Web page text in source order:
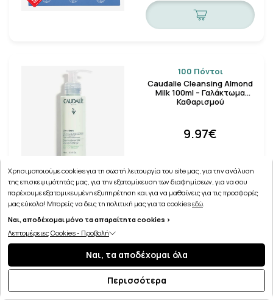
100 Πόντοι
Caudalie Cleansing Almond
Milk 100ml – Γαλάκτωμα
Καθαρισμού
9.97€
Apivita Cleansing Milk 3in1
200ml - Γαλάκτωμα για
Προσωπο & …
9.01€
Χρησιμοποιούμε cookies για τη σωστή λειτουργία του site μας, για την ανάλυση
της επισκεψιμότητάς μας, για την εξατομίκευση των διαφημίσεων, για να σου
παρέχουμε εξατομικευμένη εξυπηρέτηση και για να μαθαίνεις για τις προσφορές
μας εύκολα! Μπορείς να δεις τη πολιτική μας για τα cookiesεδώ.
Ναι, αποδέχομαι μόνο τα απαραίτητα cookies >
Λεπτομέρειες Cookies - Προβολή
Ναι, τα αποδέχομαι όλα
Περισσότερα